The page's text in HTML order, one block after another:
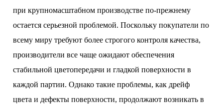
при крупномасштабном производстве по-прежнему
остается серьезной проблемой. Поскольку покупатели по
всему миру требуют более строгого контроля качества,
производители все чаще ожидают обеспечения
стабильной цветопередачи и гладкой поверхности в
каждой партии. Однако такие проблемы, как дрейф
цвета и дефекты поверхности, продолжают возникать в